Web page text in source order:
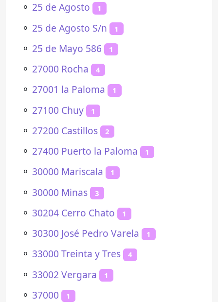
⚬ 25 de Agosto 1
⚬ 25 de Agosto S/n 1
⚬ 25 de Mayo 586 1
⚬ 27000 Rocha 4
⚬ 27001 la Paloma 1
⚬ 27100 Chuy 1
⚬ 27200 Castillos 2
⚬ 27400 Puerto la Paloma 1
⚬ 30000 Mariscala 1
⚬ 30000 Minas 3
⚬ 30204 Cerro Chato 1
⚬ 30300 José Pedro Varela 1
⚬ 33000 Treinta y Tres 4
⚬ 33002 Vergara 1
⚬ 37000 1